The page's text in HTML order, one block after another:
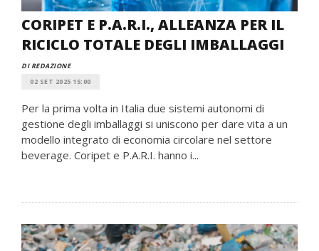
CORIPET E P.A.R.I., ALLEANZA PER IL
RICICLO TOTALE DEGLI IMBALLAGGI
DI REDAZIONE
02 SET 2025 15:00
Per la prima volta in Italia due sistemi autonomi di
gestione degli imballaggi si uniscono per dare vita a un
modello integrato di economia circolare nel settore
beverage. Coripet e P.A.R.I. hanno i...